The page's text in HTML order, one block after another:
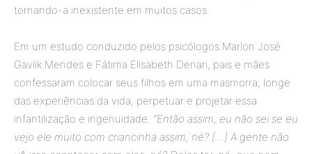
tornando-a inexistente em muitos casos.
Em um estudo conduzido pelos psicólogos Marlon José
Gavlik Mendes e Fátima Elisabeth Denari, pais e mães
confessaram colocar seus filhos em uma masmorra, longe
das experiências da vida, perpetuar e projetar essa
infantilização e ingenuidade. “Então assim, eu não sei se eu
vejo ele muito com criancinha assim, né? […] A gente não